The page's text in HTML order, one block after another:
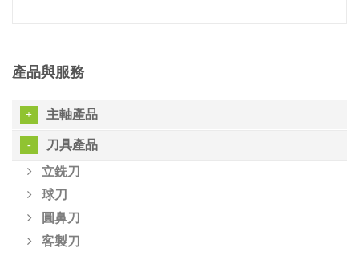
產品與服務
主軸產品
刀具產品
立銑刀
球刀
圓鼻刀
客製刀